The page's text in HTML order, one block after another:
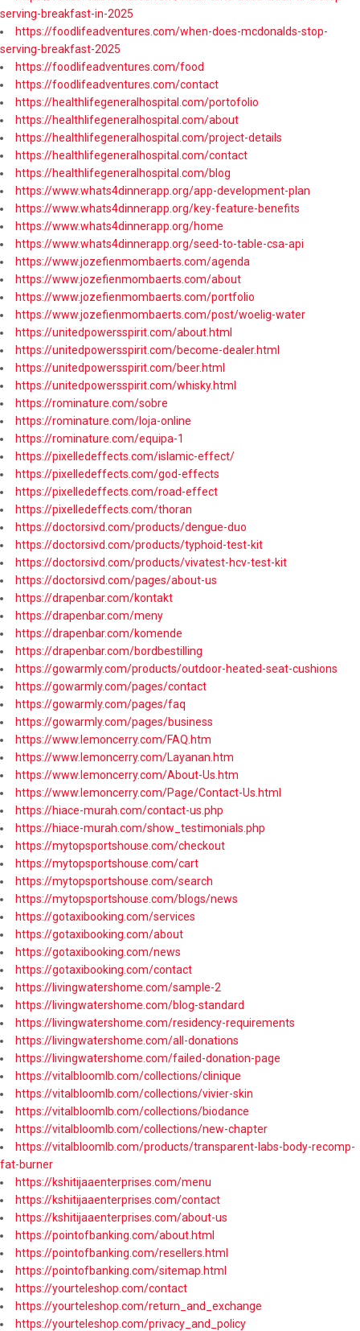
serving-breakfast-in-2025
https://foodlifeadventures.com/when-does-mcdonalds-stop-
serving-breakfast-2025
https://foodlifeadventures.com/food
https://foodlifeadventures.com/contact
https://healthlifegeneralhospital.com/portofolio
https://healthlifegeneralhospital.com/about
https://healthlifegeneralhospital.com/project-details
https://healthlifegeneralhospital.com/contact
https://healthlifegeneralhospital.com/blog
https://www.whats4dinnerapp.org/app-development-plan
https://www.whats4dinnerapp.org/key-feature-benefits
https://www.whats4dinnerapp.org/home
https://www.whats4dinnerapp.org/seed-to-table-csa-api
https://www.jozefienmombaerts.com/agenda
https://www.jozefienmombaerts.com/about
https://www.jozefienmombaerts.com/portfolio
https://www.jozefienmombaerts.com/post/woelig-water
https://unitedpowersspirit.com/about.html
https://unitedpowersspirit.com/become-dealer.html
https://unitedpowersspirit.com/beer.html
https://unitedpowersspirit.com/whisky.html
https://rominature.com/sobre
https://rominature.com/loja-online
https://rominature.com/equipa-1
https://pixelledeffects.com/islamic-effect/
https://pixelledeffects.com/god-effects
https://pixelledeffects.com/road-effect
https://pixelledeffects.com/thoran
https://doctorsivd.com/products/dengue-duo
https://doctorsivd.com/products/typhoid-test-kit
https://doctorsivd.com/products/vivatest-hcv-test-kit
https://doctorsivd.com/pages/about-us
https://drapenbar.com/kontakt
https://drapenbar.com/meny
https://drapenbar.com/komende
https://drapenbar.com/bordbestilling
https://gowarmly.com/products/outdoor-heated-seat-cushions
https://gowarmly.com/pages/contact
https://gowarmly.com/pages/faq
https://gowarmly.com/pages/business
https://www.lemoncerry.com/FAQ.htm
https://www.lemoncerry.com/Layanan.htm
https://www.lemoncerry.com/About-Us.htm
https://www.lemoncerry.com/Page/Contact-Us.html
https://hiace-murah.com/contact-us.php
https://hiace-murah.com/show_testimonials.php
https://mytopsportshouse.com/checkout
https://mytopsportshouse.com/cart
https://mytopsportshouse.com/search
https://mytopsportshouse.com/blogs/news
https://gotaxibooking.com/services
https://gotaxibooking.com/about
https://gotaxibooking.com/news
https://gotaxibooking.com/contact
https://livingwatershome.com/sample-2
https://livingwatershome.com/blog-standard
https://livingwatershome.com/residency-requirements
https://livingwatershome.com/all-donations
https://livingwatershome.com/failed-donation-page
https://vitalbloomlb.com/collections/clinique
https://vitalbloomlb.com/collections/vivier-skin
https://vitalbloomlb.com/collections/biodance
https://vitalbloomlb.com/collections/new-chapter
https://vitalbloomlb.com/products/transparent-labs-body-recomp-
fat-burner
https://kshitijaaenterprises.com/menu
https://kshitijaaenterprises.com/contact
https://kshitijaaenterprises.com/about-us
https://pointofbanking.com/about.html
https://pointofbanking.com/resellers.html
https://pointofbanking.com/sitemap.html
https://yourteleshop.com/contact
https://yourteleshop.com/return_and_exchange
https://yourteleshop.com/privacy_and_policy